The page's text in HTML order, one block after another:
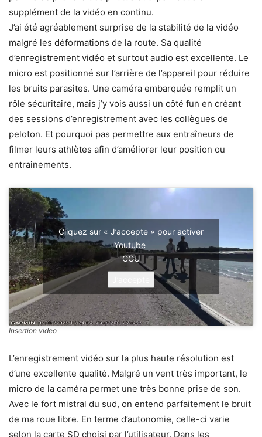
supplément de la vidéo en continu.
J’ai été agréablement surprise de la stabilité de la vidéo
malgré les déformations de la route. Sa qualité
d’enregistrement vidéo et surtout audio est excellente. Le
micro est positionné sur l’arrière de l’appareil pour réduire
les bruits parasites. Une caméra embarquée remplit un
rôle sécuritaire, mais j’y vois aussi un côté fun en créant
des sessions d’enregistrement avec les collègues de
peloton. Et pourquoi pas permettre aux entraîneurs de
filmer leurs athlètes afin d’améliorer leur position ou
entrainements.
Cliquez sur « J’accepte » pour activer
Youtube
CGU
Insertion video
L’enregistrement vidéo sur la plus haute résolution est
d’une excellente qualité. Malgré un vent très important, le
micro de la caméra permet une très bonne prise de son.
Avec le fort mistral du sud, on entend parfaitement le bruit
de ma roue libre. En terme d’autonomie, celle-ci varie
selon la carte SD choisi par l’utilisateur. Dans les